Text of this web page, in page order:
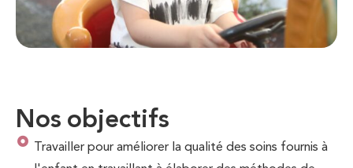
Nos objectifs
Travailler pour améliorer la qualité des soins fournis à